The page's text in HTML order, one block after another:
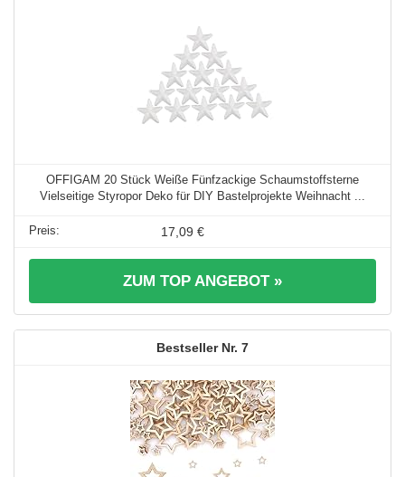
OFFIGAM 20 Stück Weiße Fünfzackige Schaumstoffsterne
Vielseitige Styropor Deko für DIY Bastelprojekte Weihnacht ...
17,09 €
ZUM TOP ANGEBOT »
7